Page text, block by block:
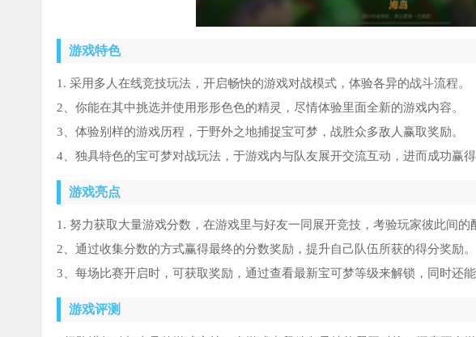
游戏特色
1. 采用多人在线竞技玩法，开启畅快的游戏对战模式，体验各异的战斗流程。
2、你能在其中挑选并使用形形色色的精灵，尽情体验里面全新的游戏内容。
3、体验别样的游戏历程，于野外之地捕捉宝可梦，战胜众多敌人赢取奖励。
4、独具特色的宝可梦对战玩法，于游戏内与队友展开交流互动，进而成功赢得
游戏亮点
1. 努力获取大量游戏分数，在游戏里与好友一同展开竞技，考验玩家彼此间的
2、通过收集分数的方式赢得最终的分数奖励，提升自己队伍所获的得分奖励。
3、每场比赛开启时，可获取奖励，通过查看最新宝可梦等级来解锁，同时还能
游戏评测